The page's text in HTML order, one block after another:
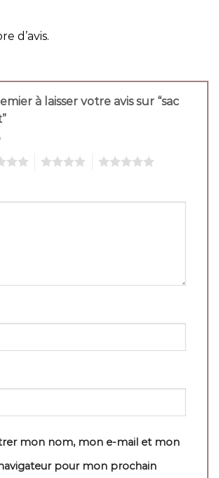
d’avis.
à laisser votre avis sur “sac
mon nom, mon e-mail et mon
pour mon prochain